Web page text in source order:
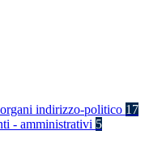
indirizzo-politico 17
- amministrativi 5